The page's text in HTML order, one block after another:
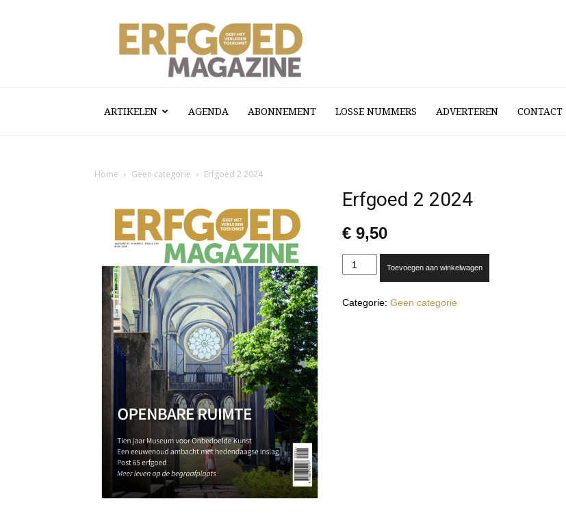
Erfgoed
Magazine
ARTIKELEN AGENDA ABONNEMENT LOSSE NUMMERS ADVERTEREN CONTACT
Home Geen categorie Erfgoed 2 2024
Erfgoed 2 2024
€9,50
Erfgoed
2
aantal
Toevoegen aan winkelwagen
Categorie: Geen categorie